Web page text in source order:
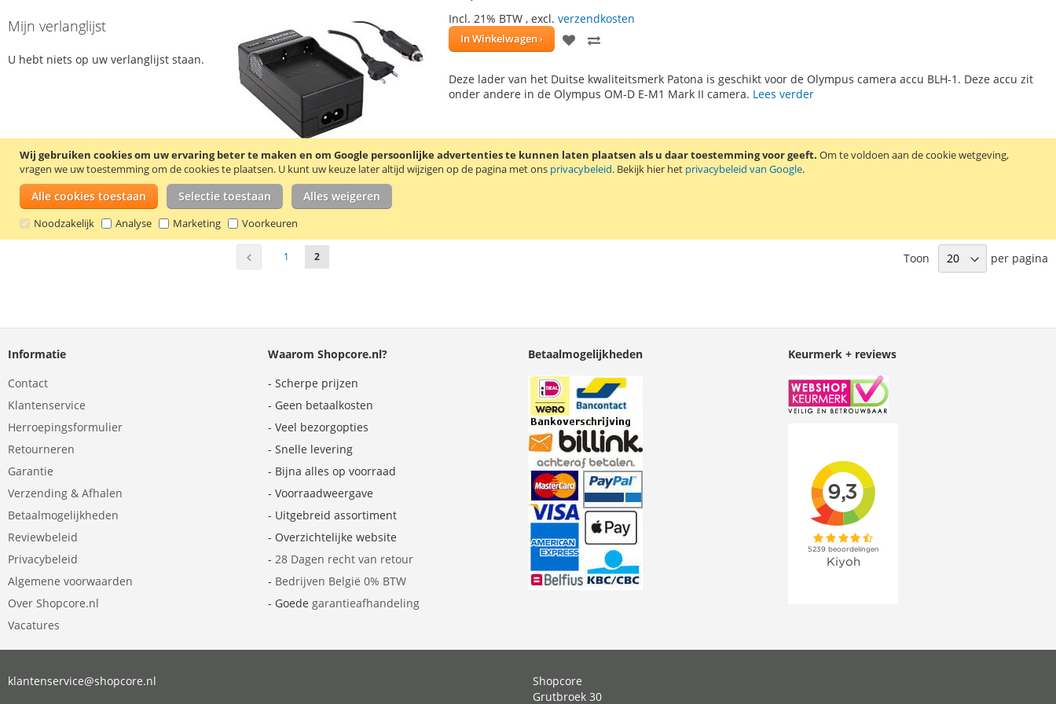
Wij gebruiken cookies om uw ervaring beter te maken en om Google persoonlijke advertenties te kunnen laten plaatsen als u daar toestemming voor geeft. Om te voldoen aan de cookie wetgeving,
vragen we uw toestemming om de cookies te plaatsen. U kunt uw keuze later altijd wijzigen op de pagina met ons privacybeleid. Bekijk hier het privacybeleid van Google.
Alle cookies toestaan Selectie toestaan Alles weigeren
Noodzakelijk Analyse Marketing Voorkeuren
Incl. 21% BTW , excl. verzendkosten
In Winkelwagen
VOEG
AAN TE
Deze lader van het Duitse kwaliteitsmerk Patona is geschikt voor de Olympus camera accu BLH-1. Deze accu zit
onder andere in de Olympus OM-D E-M1 Mark II camera. Lees verder
Pagina
Pagina
Vorige Pagina
1 U lees momenteel pagina
2 Toon per pagina
Mijn verlanglijst
U hebt niets op uw verlanglijst staan.
Informatie
Contact
Klantenservice
Herroepingsformulier
Retourneren
Garantie
Verzending & Afhalen
Betaalmogelijkheden
Reviewbeleid
Privacybeleid
Algemene voorwaarden
Over Shopcore.nl
Vacatures
Waarom Shopcore.nl?
- Scherpe prijzen
- Geen betaalkosten
- Veel bezorgopties
- Snelle levering
- Bijna alles op voorraad
- Voorraadweergave
- Uitgebreid assortiment
- Overzichtelijke website
- 28 Dagen recht van retour
- Bedrijven België 0% BTW
- Goede garantieafhandeling
Betaalmogelijkheden Keurmerk + reviews
klantenservice@shopcore.nl
Shopcore
Grutbroek 30